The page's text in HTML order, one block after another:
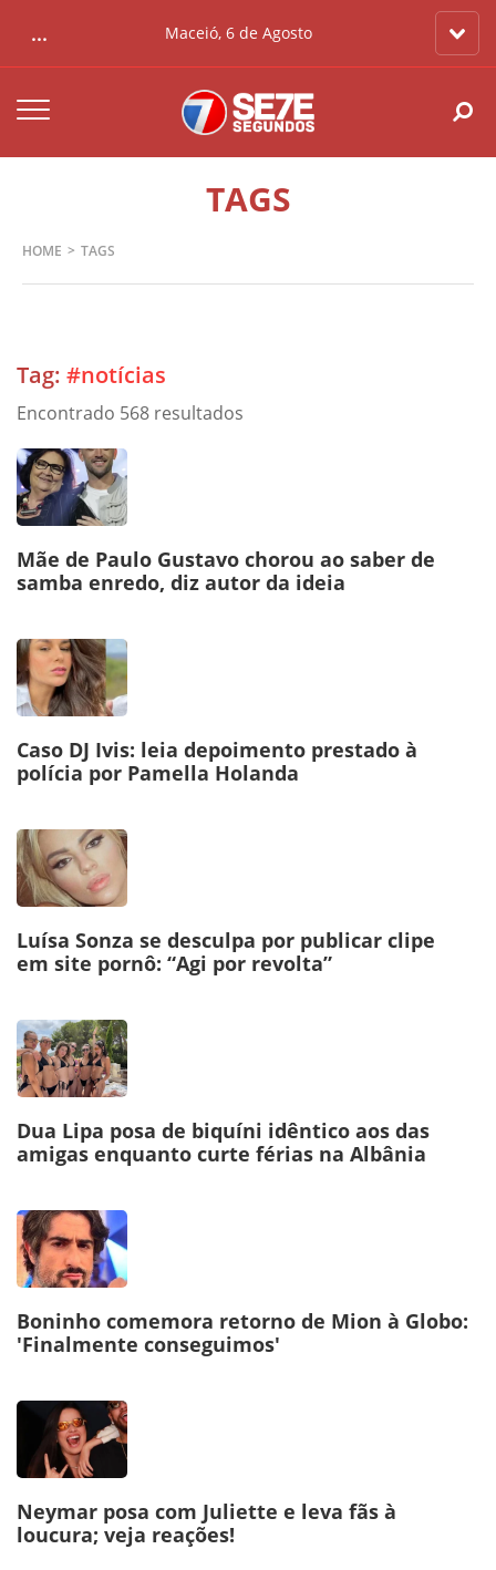
... Maceió, 6 de Agosto
HOME TAGS
TAGS
Tag: #notícias
Encontrado 568 resultados
Mãe de Paulo Gustavo chorou ao saber de
samba enredo, diz autor da ideia
Caso DJ Ivis: leia depoimento prestado à
polícia por Pamella Holanda
Luísa Sonza se desculpa por publicar clipe
em site pornô: “Agi por revolta”
Dua Lipa posa de biquíni idêntico aos das
amigas enquanto curte férias na Albânia
Boninho comemora retorno de Mion à Globo:
'Finalmente conseguimos'
Neymar posa com Juliette e leva fãs à
loucura; veja reações!